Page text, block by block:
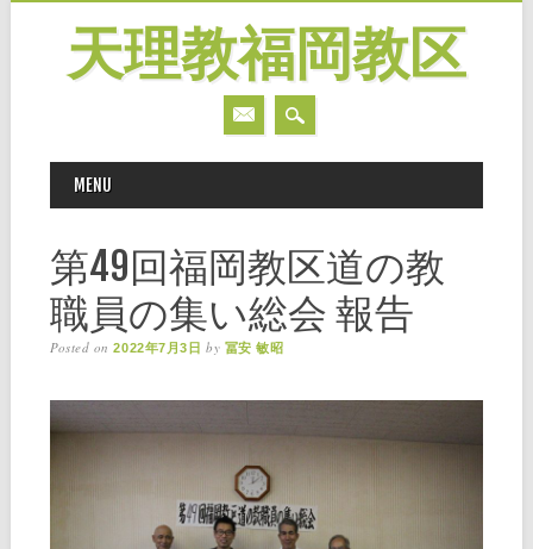
天理教福岡教区
MAIN MENU
MENU
第49回福岡教区道の教
職員の集い総会 報告
Posted on2022年7月3日 by 冨安 敏昭